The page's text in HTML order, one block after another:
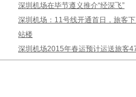
深圳机场在毕节遵义推介“经深飞”
深圳机场：11号线开通首日，旅客
站楼
深圳机场2015年春运预计运送旅客